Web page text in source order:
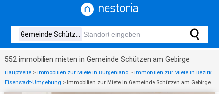
552 immobilien mieten in Gemeinde Schützen am Gebirge
Hauptseite > Immobilien zur Miete in Burgenland > Immobilien zur Miete in Bezirk
Eisenstadt-Umgebung > Immobilien zur Miete in Gemeinde Schützen am Gebirge